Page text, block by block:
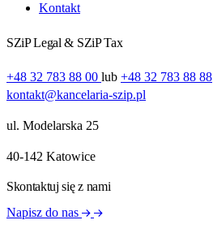
Kontakt
SZiP Legal & SZiP Tax
+48 32 783 88 00 lub +48 32 783 88 88
kontakt@kancelaria-szip.pl
ul. Modelarska 25
40‑142 Katowice
Skontaktuj się z nami
Napisz do nas